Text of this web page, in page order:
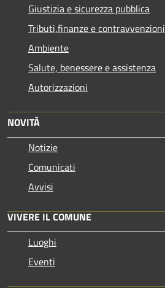
Giustizia e sicurezza pubblica
Tributi,finanze e contravvenzioni
Ambiente
Salute, benessere e assistenza
Autorizzazioni
NOVITÀ
Notizie
Comunicati
Avvisi
VIVERE IL COMUNE
Luoghi
Eventi